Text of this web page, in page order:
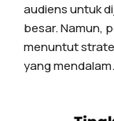
audiens untuk
besar. Namun,
menuntut
yang mendalam.